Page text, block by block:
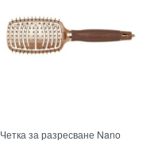
Четка за разресване Nano